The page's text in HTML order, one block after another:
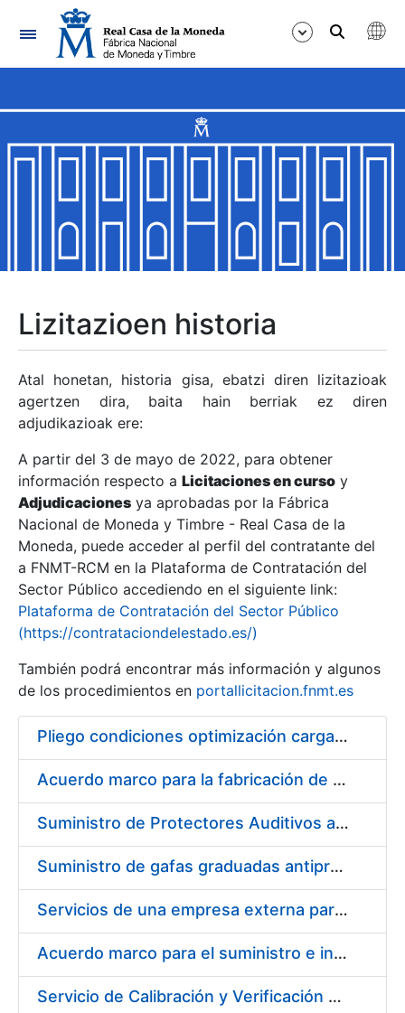
Nabigazioa
Erakutsi/Ezkutatu
Erakutsi/Ezkutatu
Erakutsi/Ezkutatu
Erakutsi/Ezkutatu
Erakutsi/Ezkutatu
Erakutsi/Ezkutatu
Erakutsi/Ezkutatu
Erakutsi/Ezkutatu
Lizitazioen historia
Atal honetan, historia gisa, ebatzi diren lizitazioak
agertzen dira, baita hain berriak ez diren
adjudikazioak ere:
A partir del 3 de mayo de 2022, para obtener
información respecto a Licitaciones en curso y
Adjudicaciones ya aprobadas por la Fábrica
Nacional de Moneda y Timbre - Real Casa de la
Moneda, puede acceder al perfil del contratante del
a FNMT-RCM en la Plataforma de Contratación del
Sector Público accediendo en el siguiente link:
Plataforma de Contratación del Sector Público
(https://contrataciondelestado.es/)
También podrá encontrar más información y algunos
de los procedimientos en portallicitacion.fnmt.es
Pliego condiciones optimización cargas compras firmado
Acuerdo marco para la fabricación de piezas
Suministro de Protectores Auditivos a medida para las personas trabajadoras de los Centros de Trabajo de Madrid y Burgos
Suministro de gafas graduadas antiproyecciones para los trabajadores de la FNMT-RCM en los centros de trabajo de Madrid y Burgos
Servicios de una empresa externa para el asesoramiento y resolución de los recursos de alzada que se presentan relacionados con procesos de selección para la FNMT-RCM
Acuerdo marco para el suministro e instalación de persianas, estores y otros complementos
Servicio de Calibración y Verificación Externa de los Equipos de Medición del Servicio de Prevención de la FNMT-RCM